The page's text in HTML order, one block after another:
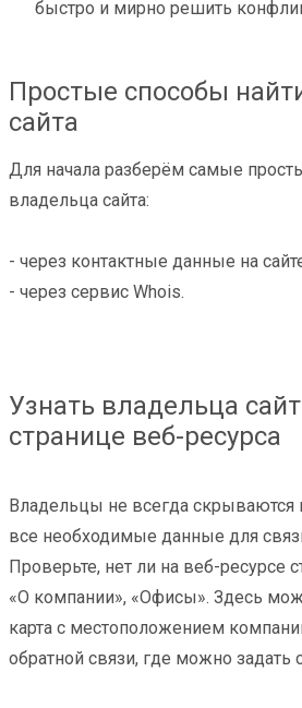
быстро и мирно решить
Простые способы
сайта
Для начала разберём самые
владельца сайта:
- через контактные данные на
- через сервис Whois.
Узнать владельца
странице веб-ресурса
Владельцы не всегда скрываются
все необходимые данные для
Проверьте, нет ли на веб-ресурсе
«О компании», «Офисы». Здесь
карта с местоположением
обратной связи, где можно задать